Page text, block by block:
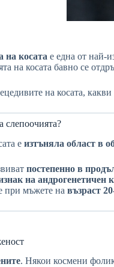
на косата е една от най-
на косата бавно се
на косата, какви
слепоочията?
е изтъняла област в
постепенно в
на андрогенетичен
при мъжете на възраст
. Някои космени